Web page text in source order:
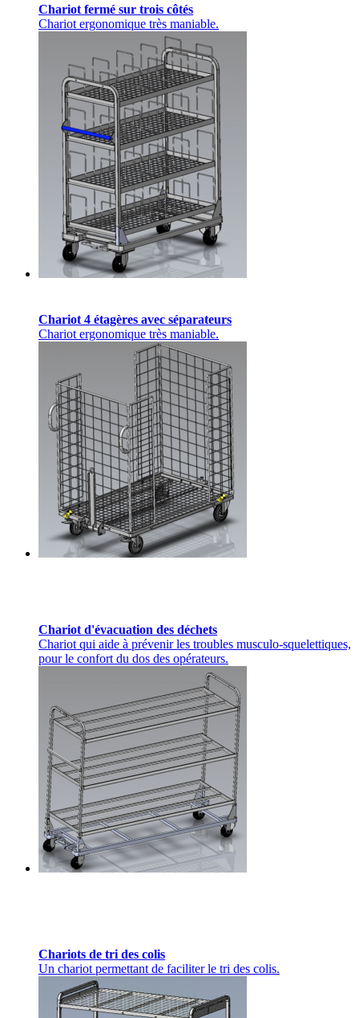
Chariot fermé sur trois côtés
Chariot ergonomique très maniable.
Chariot 4 étagères avec séparateurs
Chariot ergonomique très maniable.
Chariot d'évacuation des déchets
Chariot qui aide à prévenir les troubles musculo-squelettiques,
pour le confort du dos des opérateurs.
Chariots de tri des colis
Un chariot permettant de faciliter le tri des colis.